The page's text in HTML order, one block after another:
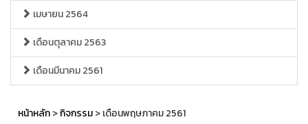
เมษายน 2564
เดือนตุลาคม 2563
เดือนมีนาคม 2561
หน้าหลัก>กิจกรรม> เดือนพฤษภาคม 2561